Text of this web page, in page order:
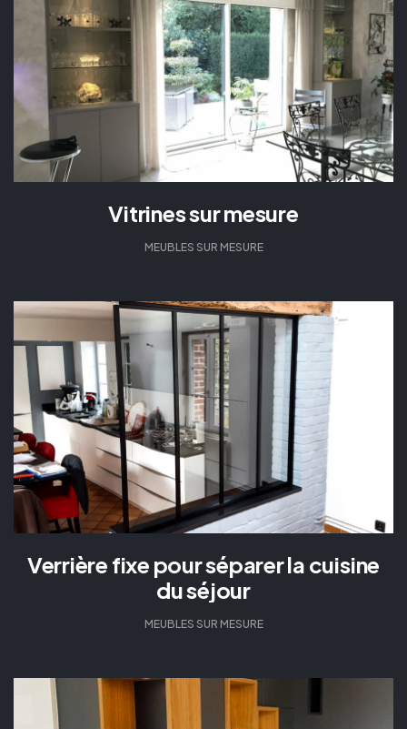
Vitrines sur mesure
MEUBLES SUR MESURE
Verrière fixe pour séparer la cuisine
du séjour
MEUBLES SUR MESURE